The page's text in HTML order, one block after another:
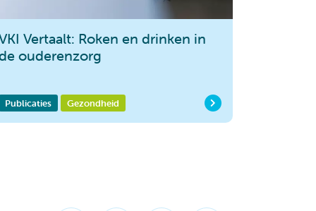
Vertaalt: Roken en drinken in
ouderenzorg
Publicaties Gezondheid